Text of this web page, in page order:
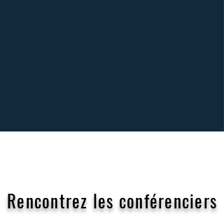
Rencontrez les conférenciers